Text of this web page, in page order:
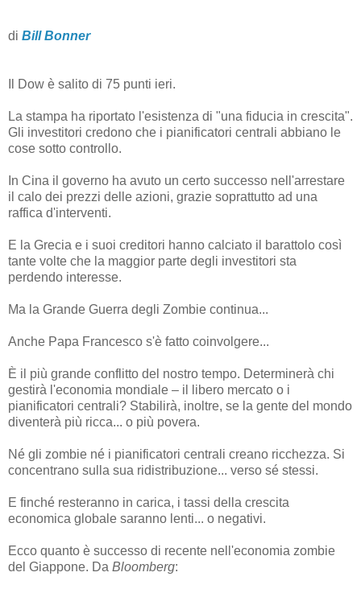
di Bill Bonner
Il Dow è salito di 75 punti ieri.
La stampa ha riportato l'esistenza di "una fiducia in crescita".
Gli investitori credono che i pianificatori centrali abbiano le
cose sotto controllo.
In Cina il governo ha avuto un certo successo nell'arrestare
il calo dei prezzi delle azioni, grazie soprattutto ad una
raffica d'interventi.
E la Grecia e i suoi creditori hanno calciato il barattolo così
tante volte che la maggior parte degli investitori sta
perdendo interesse.
Ma la Grande Guerra degli Zombie continua...
Anche Papa Francesco s'è fatto coinvolgere...
È il più grande conflitto del nostro tempo. Determinerà chi
gestirà l'economia mondiale – il libero mercato o i
pianificatori centrali? Stabilirà, inoltre, se la gente del mondo
diventerà più ricca... o più povera.
Né gli zombie né i pianificatori centrali creano ricchezza. Si
concentrano sulla sua ridistribuzione... verso sé stessi.
E finché resteranno in carica, i tassi della crescita
economica globale saranno lenti... o negativi.
Ecco quanto è successo di recente nell'economia zombie
del Giappone. Da Bloomberg: